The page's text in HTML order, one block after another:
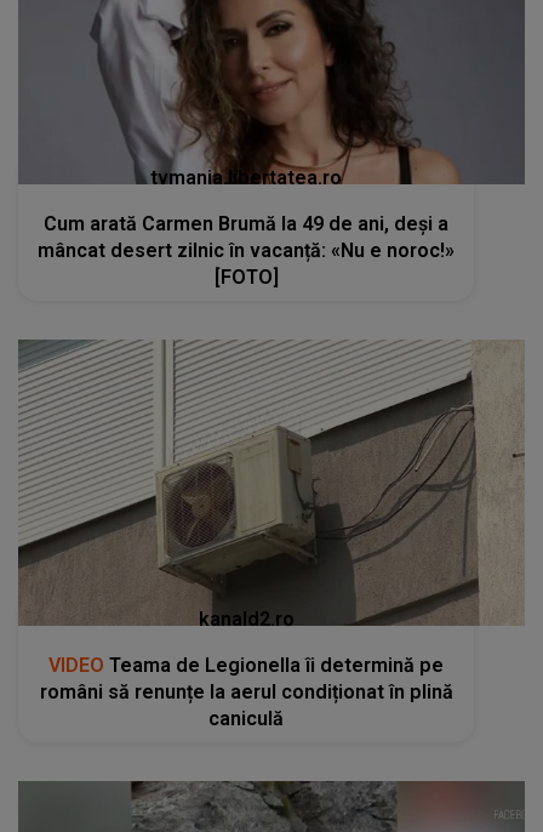
tvmania.libertatea.ro
Cum arată Carmen Brumă la 49 de ani, deși a
mâncat desert zilnic în vacanță: «Nu e noroc!»
[FOTO]
kanald2.ro
VIDEO Teama de Legionella îi determină pe
români să renunțe la aerul condiționat în plină
caniculă